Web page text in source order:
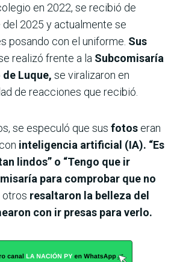
en 2022, se recibió de
2025 y actualmente se
posando con el uniforme. Sus
realizó frente a la Subcomisaría
de Luque, se viralizaron en
de reacciones que recibió.
se especuló que sus fotos eran
inteligencia artificial (IA). “Es
lindos” o “Tengo que ir
para comprobar que no
otros resaltaron la belleza del
con ir presas para verlo.